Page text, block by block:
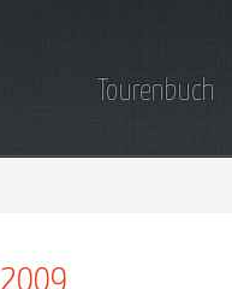
Tourenbuch